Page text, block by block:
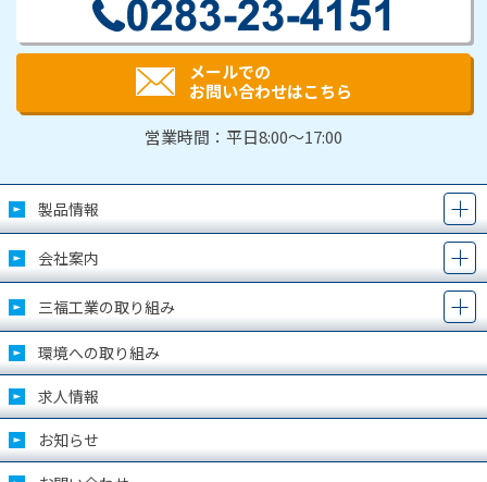
メールでの
お問い合わせはこちら
営業時間：平日8:00～17:00
製品情報
会社案内
三福工業の取り組み
環境への取り組み
求人情報
お知らせ